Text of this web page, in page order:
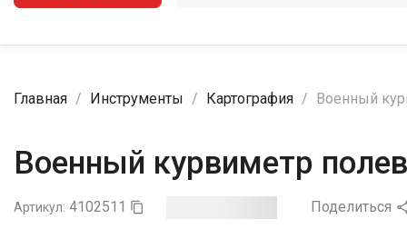
Главная Инструменты Картография Военный
Военный курвиметр
Артикул: 4102511  Поделиться